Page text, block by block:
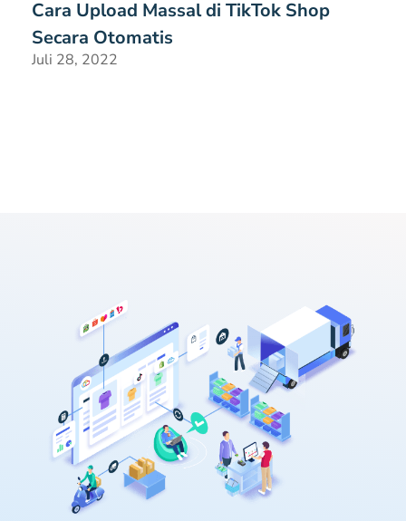
Cara Upload Massal di TikTok Shop
Secara Otomatis
Juli 28, 2022